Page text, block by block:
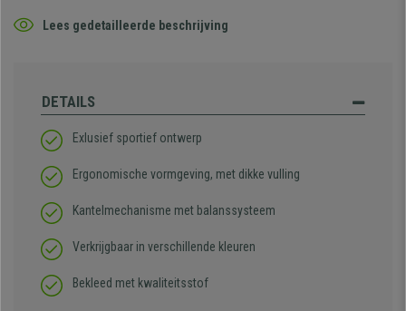
Lees gedetailleerde beschrijving
DETAILS
Exlusief sportief ontwerp
Ergonomische vormgeving, met dikke vulling
Kantelmechanisme met balanssysteem
Verkrijgbaar in verschillende kleuren
Bekleed met kwaliteitsstof